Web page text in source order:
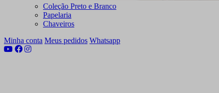
Coleção Preto e Branco
Papelaria
Chaveiros
Minha conta Meus pedidos Whatsapp